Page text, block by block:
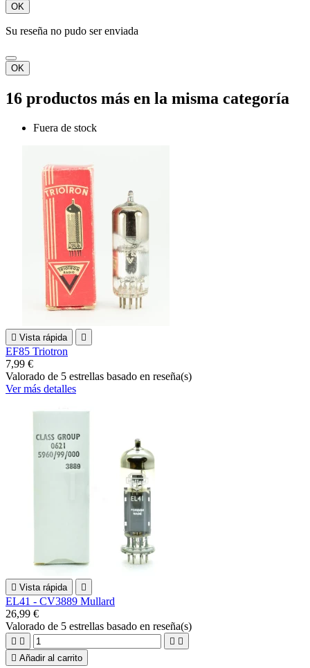
OK
Su reseña no pudo ser enviada
OK
16 productos más en la misma categoría
Fuera de stock
 Vista rápida 
EF85 Triotron
7,99 €
Valorado de 5 estrellas basado en reseña(s)
Ver más detalles
 Vista rápida 
EL41 - CV3889 Mullard
26,99 €
Valorado de 5 estrellas basado en reseña(s)
   
 Añadir al carrito